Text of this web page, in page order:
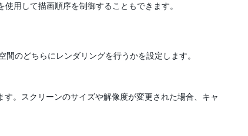
用して描画順序を制御することもできます。
のどちらにレンダリングを行うかを設定します。
。スクリーンのサイズや解像度が変更された場合、キャ